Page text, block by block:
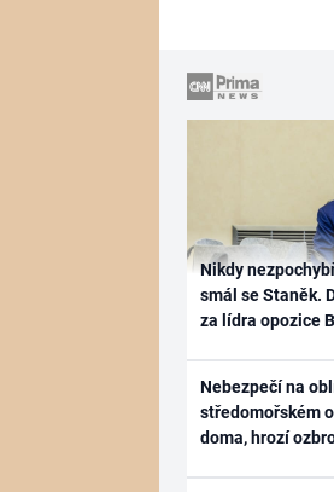
Nikdy
smál se Staněk.
za lídra opozice
Nebezpečí na
středomořském
doma, hrozí